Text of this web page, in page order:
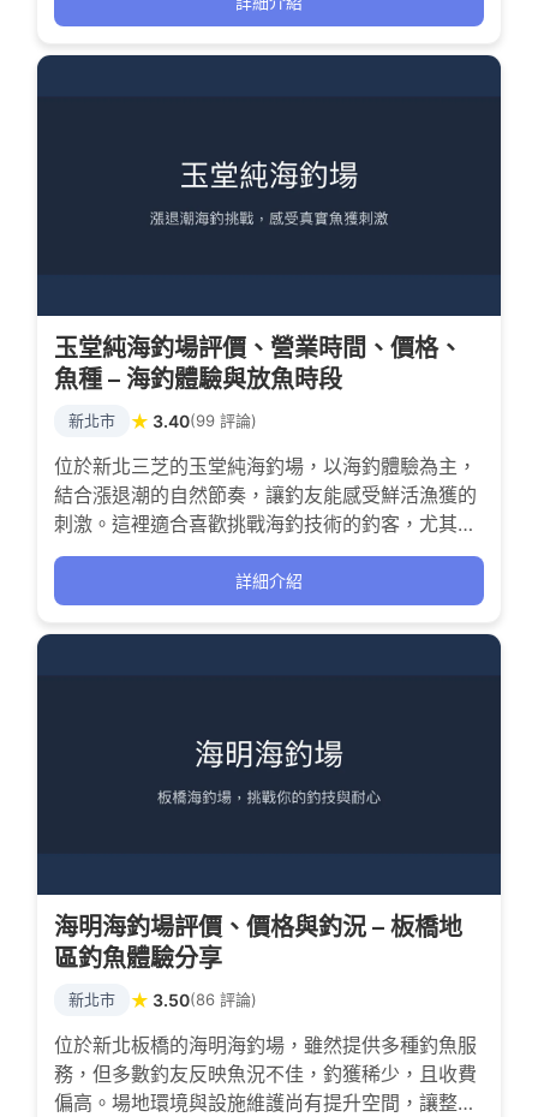
玉堂純海釣場評價、營業時間、價格、
魚種 – 海釣體驗與放魚時段
新北市 ★ 3.40(99 評論)
位於新北三芝的玉堂純海釣場，以海釣體驗為主，
結合漲退潮的自然節奏，讓釣友能感受鮮活漁獲的
刺激。這裡適合喜歡挑戰海釣技術的釣客，尤其是
對放魚時段有期待的釣友，能在有限的時間內體驗
中魚的快感，雖然魚況起伏較大，但仍能感受到與
大海搏鬥的樂趣。
詳細介紹
海明海釣場評價、價格與釣況 – 板橋地
區釣魚體驗分享
新北市 ★ 3.50(86 評論)
位於新北板橋的海明海釣場，雖然提供多種釣魚服
務，但多數釣友反映魚況不佳，釣獲稀少，且收費
偏高。場地環境與設施維護尚有提升空間，讓整體